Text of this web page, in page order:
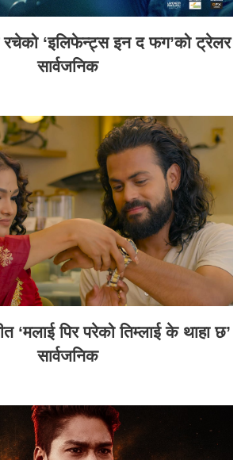
रचेको ‘इलिफेन्ट्स इन द फग’को ट्रेलर
सार्वजनिक
‘मलाई पिर परेको तिम्लाई के थाहा छ’
सार्वजनिक